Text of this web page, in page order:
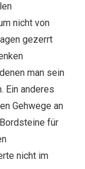
nicht von
gezerrt
man sein
Ein anderes
Gehwege an
für
nicht im